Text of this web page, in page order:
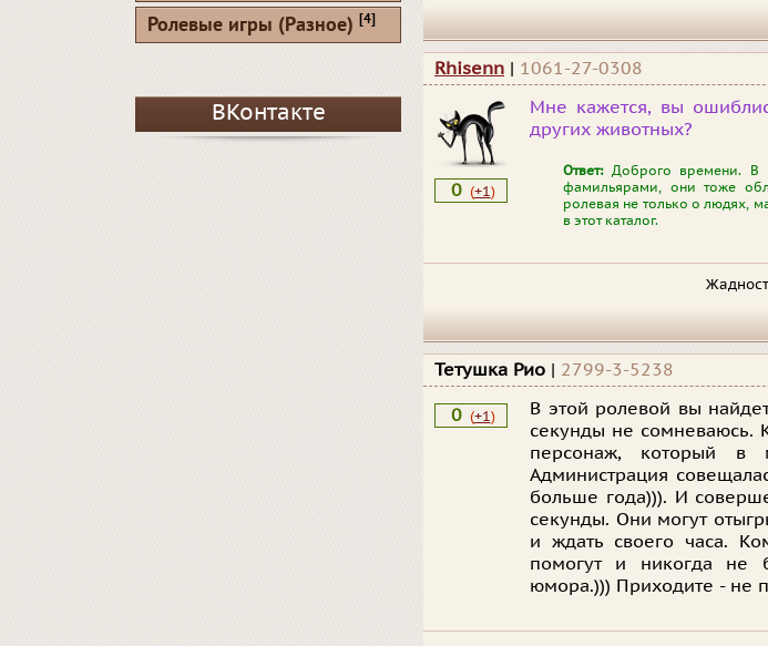
Rhisenn | 1061-27-0308
0 (+1)
Мне кажется, вы
других животных?
Ответ:Доброго времени. В
фамильярами, они тоже
ролевая не только о людях,
в этот каталог.
Тетушка Рио | 2799-3-5238
0 (+1)
В этой ролевой вы
секунды не сомневаюсь.
персонаж, который в
Администрация
больше года))). И
секунды. Они могут
и ждать своего часа.
помогут и никогда не
юмора.))) Приходите - не
Ролевые игры (Разное) [4]
ВКонтакте